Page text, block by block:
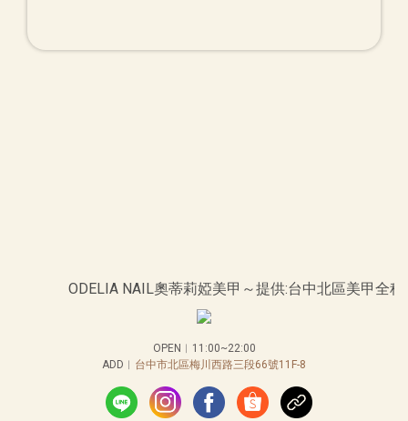
ODELIA NAIL奧蒂莉婭美甲～提供:台中北區美甲全
OPEN︱11:00~22:00
ADD︱ 台中市北區梅川西路三段66號11F-8